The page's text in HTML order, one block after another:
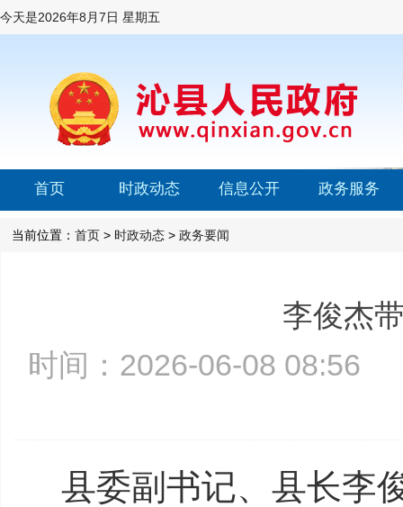
今天是2026年8月7日 星期五
首页 时政动态 信息公开 政务服务
当前位置： 首页 > 时政动态 > 政务要闻
李俊杰
时间：2026-06-08
县委副书记、县长李